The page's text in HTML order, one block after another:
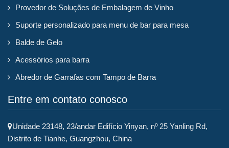
Provedor de Soluções de Embalagem de Vinho
Suporte personalizado para menu de bar para mesa
Balde de Gelo
Acessórios para barra
Abredor de Garrafas com Tampo de Barra
Entre em contato conosco
Unidade 23148, 23/andar Edifício Yinyan, nº 25 Yanling Rd,
Distrito de Tianhe, Guangzhou, China